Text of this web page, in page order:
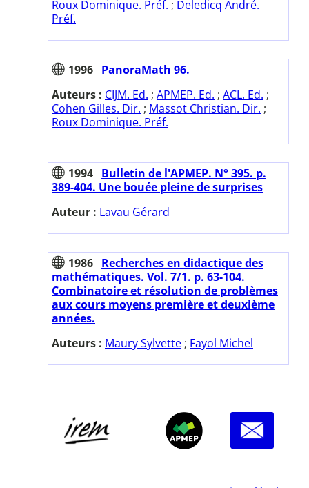
Roux Dominique. Préf. ; Deledicq André.
Préf.
1996 PanoraMath 96.
Auteurs : CIJM. Ed. ; APMEP. Ed. ; ACL. Ed. ;
Cohen Gilles. Dir. ; Massot Christian. Dir. ;
Roux Dominique. Préf.
1994 Bulletin de l'APMEP. N° 395. p.
389-404. Une bouée pleine de surprises
Auteur : Lavau Gérard
1986 Recherches en didactique des
mathématiques. Vol. 7/1. p. 63-104.
Combinatoire et résolution de problèmes
aux cours moyens première et deuxième
années.
Auteurs : Maury Sylvette ; Fayol Michel